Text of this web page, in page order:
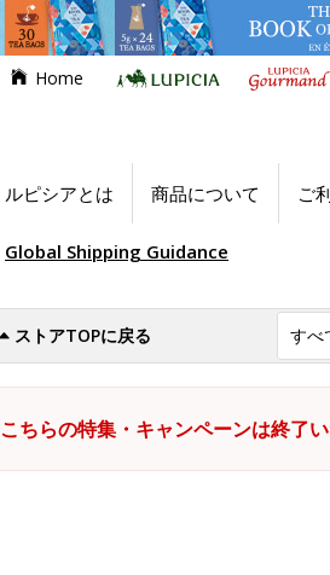
Home
ルピシアとは 商品について ご
Global Shipping Guidance
ストアTOPに戻る
こちらの特集・キャンペーンは終了